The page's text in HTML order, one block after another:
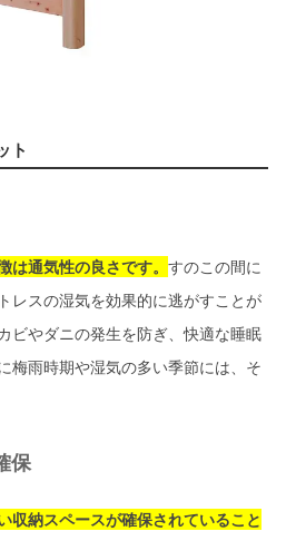
ト
通気性の良さです。 すのこの間に
レスの湿気を効果的に逃がすことが
ビやダニの発生を防ぎ、快適な睡眠
梅雨時期や湿気の多い季節には、そ
保
収納スペースが確保されていること